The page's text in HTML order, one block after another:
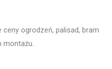
ogrodzeń, palisad, bram
montażu.